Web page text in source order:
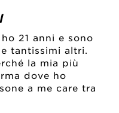
21 anni e sono
tantissimi altri.
la mia più
dove ho
a me care tra